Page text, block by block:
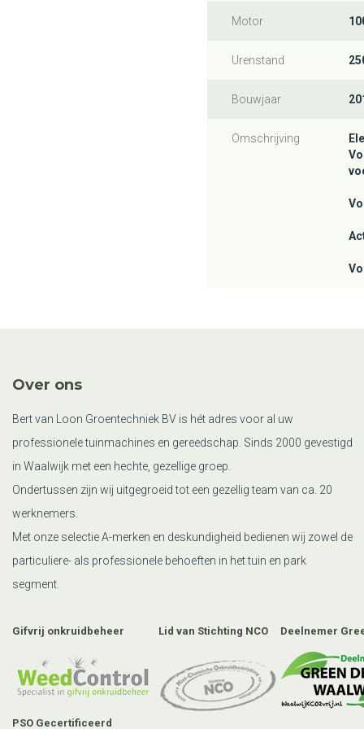
Motor
Urenstand
Bouwjaar
Omschrijving
Over ons
Bert van Loon Groentechniek BV is hét adres voor al uw
professionele tuinmachines en gereedschap. Sinds 2000 gevestigd
in Waalwijk met een hechte, gezellige groep.
Ondertussen zijn wij uitgegroeid tot een gezellig team van ca. 20
werknemers.
Met onze selectie A-merken en deskundigheid bedienen wij zowel de
particuliere- als professionele behoeften in het tuin en park
segment.
Gifvrij onkruidbeheer Lid van Stichting NCO Deelnemer
PSO Gecertificeerd